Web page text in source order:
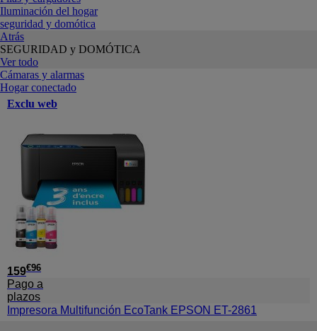
Iluminación del hogar
seguridad y domótica
Atrás
SEGURIDAD y DOMÓTICA
Ver todo
Cámaras y alarmas
Hogar conectado
Exclu web
159€96
Pago a
plazos
Impresora Multifunción EcoTank EPSON ET-2861